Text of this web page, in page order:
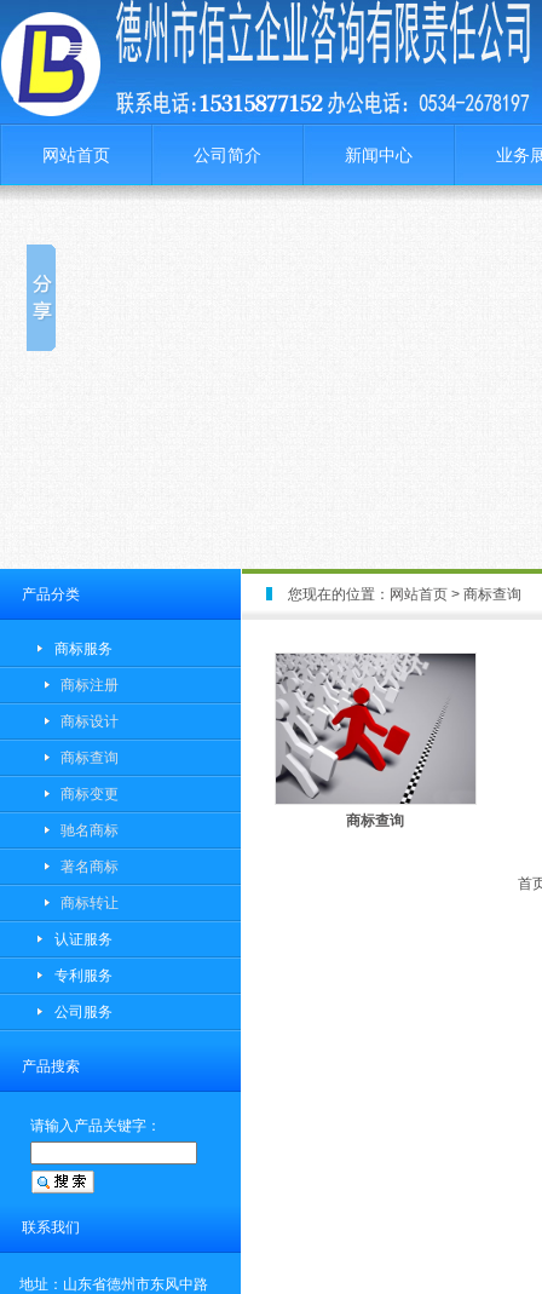
网站首页 公司简介 新闻中心 业务
产品分类
商标服务
商标注册
商标设计
商标查询
商标变更
驰名商标
著名商标
商标转让
认证服务
专利服务
公司服务
产品搜索
请输入产品关键字：
联系我们
地址：山东省德州市东风中路
您现在的位置： 网站首页 > 商标查询
商标查询
首